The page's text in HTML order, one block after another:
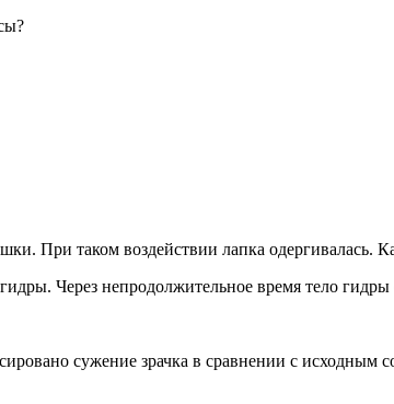
При таком воз­дей­ствии лапка одер­ги­ва­лась.
Через не­про­дол­жи­тель­ное время тело
суже­ние зрач­ка в срав­не­нии с ис­ход­ным